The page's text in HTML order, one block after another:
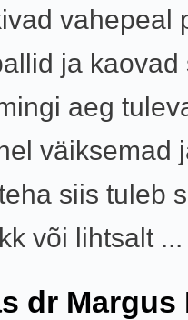
vahepeal
ja kaovad
aeg
väiksemad
siis tuleb
või lihtsalt ...
dr Margus